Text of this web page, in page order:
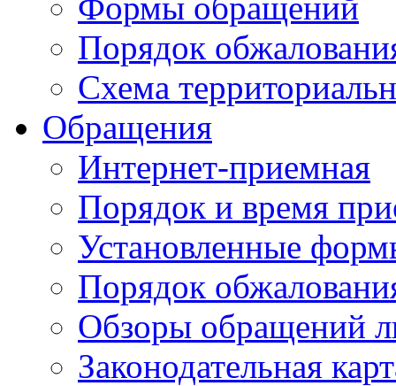
Порядок
Схема
Обращения
Интернет-приемная
Порядок и время
Установленные
Порядок
Обзоры обращений
Законодательная